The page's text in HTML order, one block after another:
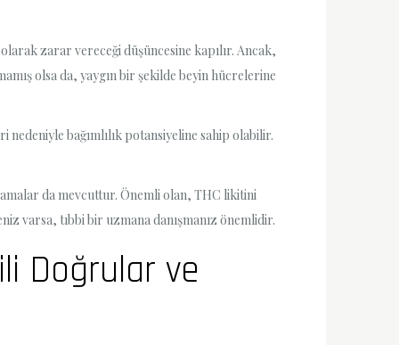
zarar vereceği düşüncesine kapılır. Ancak,
olsa da, yaygın bir şekilde beyin hücrelerine
nedeniyle bağımlılık potansiyeline sahip olabilir.
da mevcuttur. Önemli olan, THC likitini
varsa, tıbbi bir uzmana danışmanız önemlidir.
Doğrular ve